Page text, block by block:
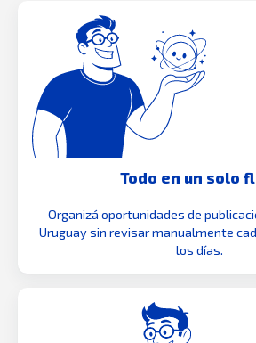
Todo en un solo
Organizá oportunidades de
Uruguay sin revisar manualmente
los días.